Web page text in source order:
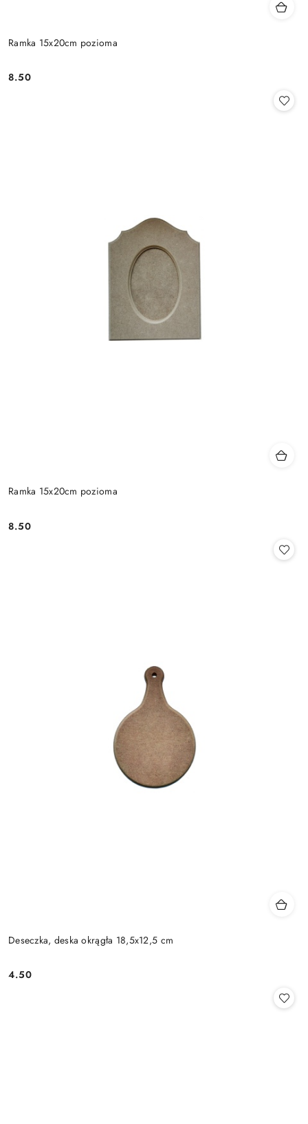
Ramka 15x20cm pozioma
Cena:
8.50
Ramka 15x20cm pozioma
Cena:
8.50
Deseczka, deska okrągła 18,5x12,5 cm
Cena:
4.50